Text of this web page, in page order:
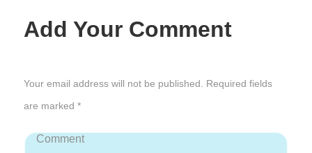
Add Your Comment
Your email address will not be published. Required fields
are marked *